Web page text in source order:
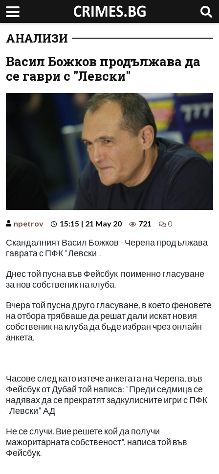
АНАЛИЗИ
Васил Божков продължава да
се гаври с "Левски"
npetrov 15:15 | 21 May 20 721 0
Скандалният Васил Божков - Черепа продължава
гаврата с ПФК "Левски".
Днес той пусна във Фейсбук поименно гласуване
за нов собственик на клуба.
Вчера той пусна друго гласуване, в което феновете
на отбора трябваше да решат дали искат новия
собственик на клуба да бъде избран чрез онлайн
анкета.
Часове след като изтече анкетата на Черепа, във
Фейсбук от Дубай той написа: "Преди седмица се
надявах да се прекратят задкулисните игри с ПФК
"Левски" АД
Не се случи. Вие решете кой да получи
мажоритарната собственост", написа той във
Фейсбук.